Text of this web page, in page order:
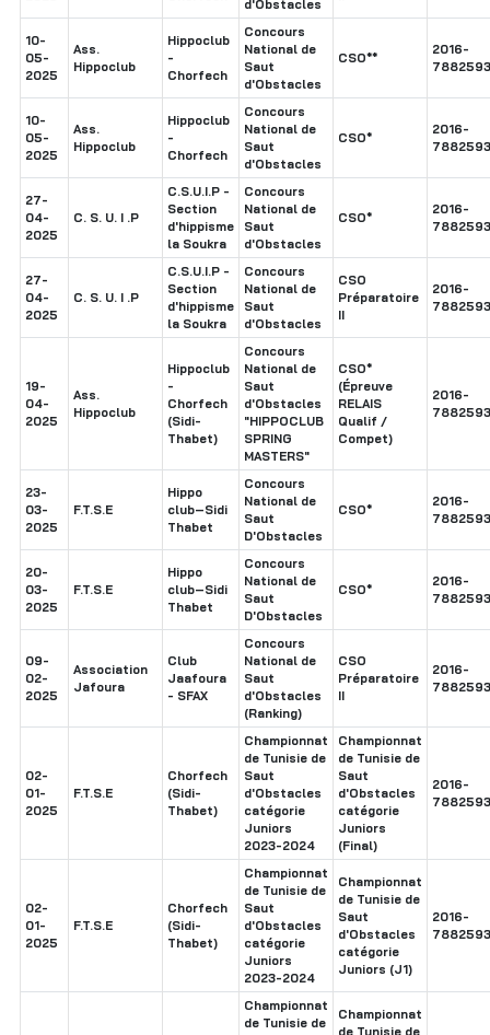
d'Obstacles
10-
05-
2025
Ass.
Hippoclub
Hippoclub
-
Chorfech
Concours
National de
Saut
d'Obstacles
CSO**
2016-
10-
05-
2025
Ass.
Hippoclub
Hippoclub
-
Chorfech
Concours
National de
Saut
d'Obstacles
CSO*
2016-
27-
04-
2025
C. S. U. I .P
C.S.U.I.P -
Section
d'hippisme
la Soukra
Concours
National de
Saut
d'Obstacles
CSO*
2016-
27-
04-
2025
C. S. U. I .P
C.S.U.I.P -
Section
d'hippisme
la Soukra
Concours
National de
Saut
d'Obstacles
CSO
Préparatoire
II
2016-
19-
04-
2025
Ass.
Hippoclub
Hippoclub
-
Chorfech
(Sidi-
Thabet)
Concours
National de
Saut
d'Obstacles
"HIPPOCLUB
SPRING
MASTERS"
CSO*
(Épreuve
RELAIS
Qualif /
Compet)
2016-
23-
03-
2025
F.T.S.E
Hippo
club–Sidi
Thabet
Concours
National de
Saut
D'Obstacles
CSO*
2016-
20-
03-
2025
F.T.S.E
Hippo
club–Sidi
Thabet
Concours
National de
Saut
D'Obstacles
CSO*
2016-
09-
02-
2025
Association
Jafoura
Club
Jaafoura
- SFAX
Concours
National de
Saut
d'Obstacles
(Ranking)
CSO
Préparatoire
II
2016-
02-
01-
2025
F.T.S.E
Chorfech
(Sidi-
Thabet)
Championnat
de Tunisie de
Saut
d'Obstacles
catégorie
Juniors
2023-2024
Championnat
de Tunisie de
Saut
d'Obstacles
catégorie
Juniors
(Final)
2016-
02-
01-
2025
F.T.S.E
Chorfech
(Sidi-
Thabet)
Championnat
de Tunisie de
Saut
d'Obstacles
catégorie
Juniors
2023-2024
Championnat
de Tunisie de
Saut
d'Obstacles
catégorie
Juniors (J1)
2016-
Championnat
de Tunisie de
Championnat
de Tunisie de